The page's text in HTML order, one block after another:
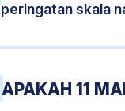
peringatan skala
APAKAH 11